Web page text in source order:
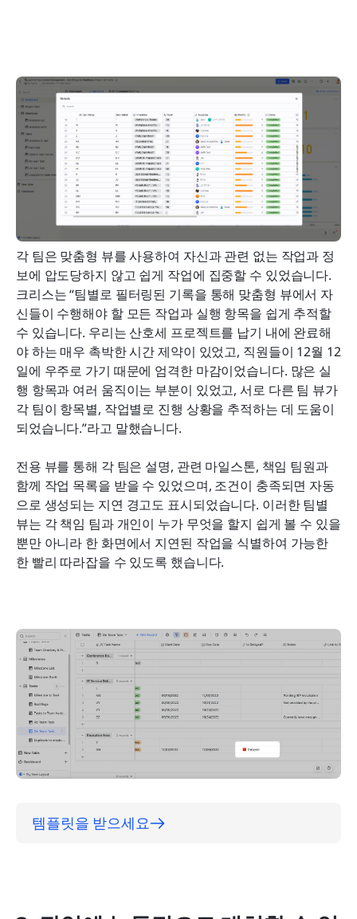
각 팀은 맞춤형 뷰를 사용하여 자신과 관련 없는 작업과 정
보에 압도당하지 않고 쉽게 작업에 집중할 수 있었습니다.
크리스는 “팀별로 필터링된 기록을 통해 맞춤형 뷰에서 자
신들이 수행해야 할 모든 작업과 실행 항목을 쉽게 추적할
수 있습니다. 우리는 산호세 프로젝트를 납기 내에 완료해
야 하는 매우 촉박한 시간 제약이 있었고, 직원들이 12월 12
일에 우주로 가기 때문에 엄격한 마감이었습니다. 많은 실
행 항목과 여러 움직이는 부분이 있었고, 서로 다른 팀 뷰가
각 팀이 항목별, 작업별로 진행 상황을 추적하는 데 도움이
되었습니다.”라고 말했습니다.
전용 뷰를 통해 각 팀은 설명, 관련 마일스톤, 책임 팀원과
함께 작업 목록을 받을 수 있었으며, 조건이 충족되면 자동
으로 생성되는 지연 경고도 표시되었습니다. 이러한 팀별
뷰는 각 책임 팀과 개인이 누가 무엇을 할지 쉽게 볼 수 있을
뿐만 아니라 한 화면에서 지연된 작업을 식별하여 가능한
한 빨리 따라잡을 수 있도록 했습니다.
템플릿을 받으세요